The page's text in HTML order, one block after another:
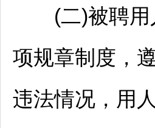
(二)被聘用
项规章制度，
违法情况，用